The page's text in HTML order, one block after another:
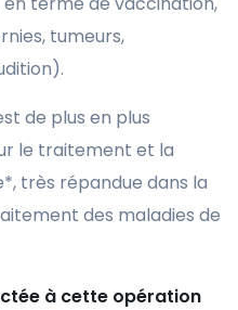
tumeurs,
de plus en plus
le traitement et la
très répandue dans la
des maladies de
à cette opération